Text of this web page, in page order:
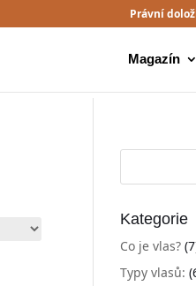
Právní
Magazín
Kategorie
Co je vlas?
Typy vlasů: